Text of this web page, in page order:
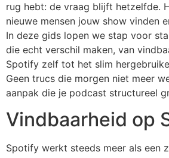
rug hebt: de vraag blijft hetzelfde.
nieuwe mensen jouw show vinden
In deze gids lopen we stap voor
die echt verschil maken, van
Spotify zelf tot het slim
Geen trucs die morgen niet meer
aanpak die je podcast structureel
Vindbaarheid op
Spotify werkt steeds meer als een